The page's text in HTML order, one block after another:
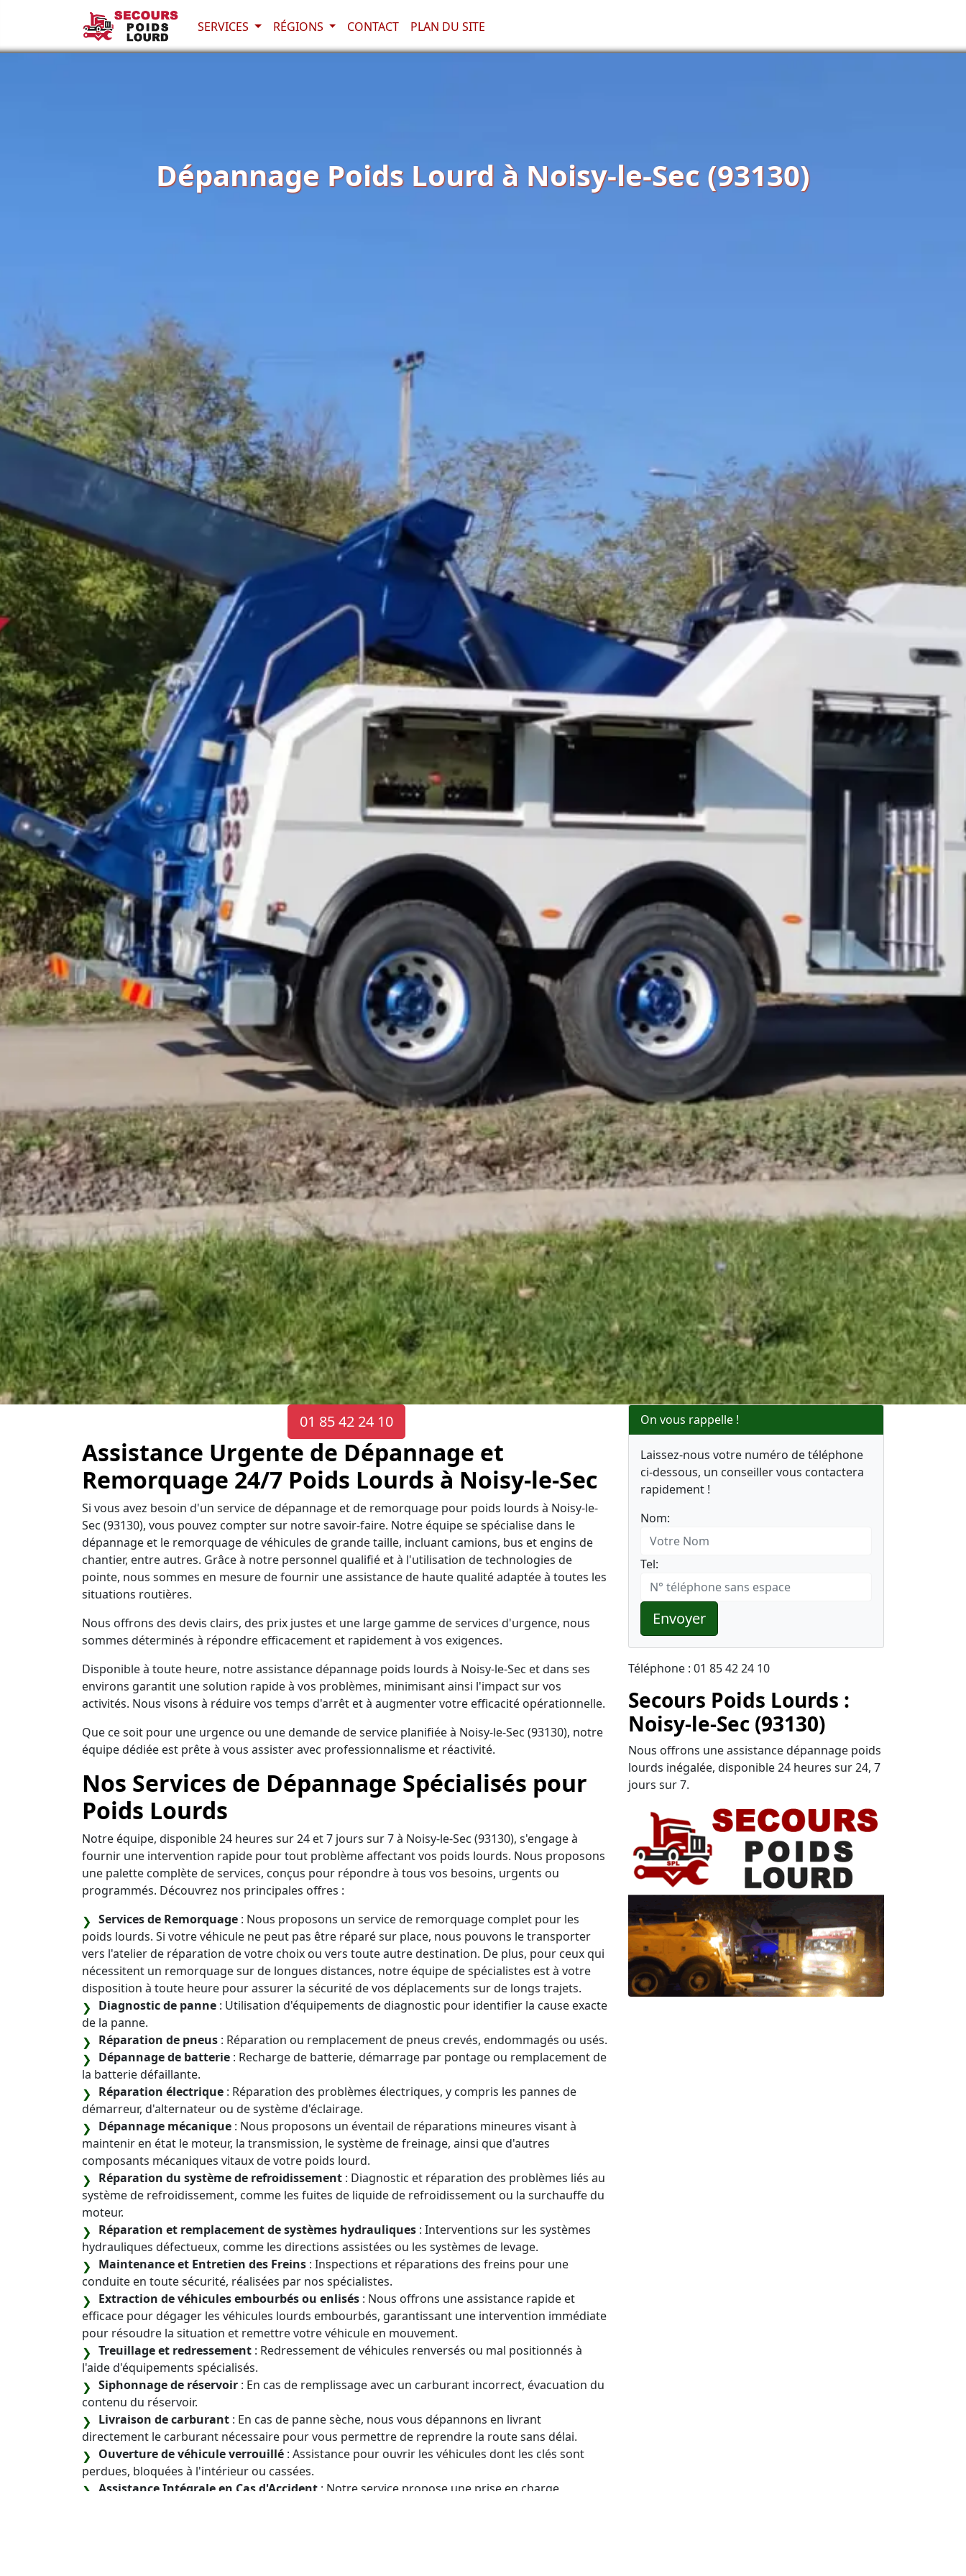
SERVICES RÉGIONS CONTACT PLAN DU SITE
Dépannage Poids Lourd à Noisy-le-Sec (93130)
01 85 42 24 10
Assistance Urgente de Dépannage et
Remorquage 24/7 Poids Lourds à Noisy-le-Sec
Si vous avez besoin d'un service de dépannage et de remorquage pour poids lourds à Noisy-le-
Sec (93130), vous pouvez compter sur notre savoir-faire. Notre équipe se spécialise dans le
dépannage et le remorquage de véhicules de grande taille, incluant camions, bus et engins de
chantier, entre autres. Grâce à notre personnel qualifié et à l'utilisation de technologies de
pointe, nous sommes en mesure de fournir une assistance de haute qualité adaptée à toutes les
situations routières.
Nous offrons des devis clairs, des prix justes et une large gamme de services d'urgence, nous
sommes déterminés à répondre efficacement et rapidement à vos exigences.
Disponible à toute heure, notre assistance dépannage poids lourds à Noisy-le-Sec et dans ses
environs garantit une solution rapide à vos problèmes, minimisant ainsi l'impact sur vos
activités. Nous visons à réduire vos temps d'arrêt et à augmenter votre efficacité opérationnelle.
Que ce soit pour une urgence ou une demande de service planifiée à Noisy-le-Sec (93130), notre
équipe dédiée est prête à vous assister avec professionnalisme et réactivité.
Nos Services de Dépannage Spécialisés pour
Poids Lourds
Notre équipe, disponible 24 heures sur 24 et 7 jours sur 7 à Noisy-le-Sec (93130), s'engage à
fournir une intervention rapide pour tout problème affectant vos poids lourds. Nous proposons
une palette complète de services, conçus pour répondre à tous vos besoins, urgents ou
programmés. Découvrez nos principales offres :
Services de Remorquage : Nous proposons un service de remorquage complet pour les
poids lourds. Si votre véhicule ne peut pas être réparé sur place, nous pouvons le transporter
vers l'atelier de réparation de votre choix ou vers toute autre destination. De plus, pour ceux qui
nécessitent un remorquage sur de longues distances, notre équipe de spécialistes est à votre
disposition à toute heure pour assurer la sécurité de vos déplacements sur de longs trajets.
Diagnostic de panne : Utilisation d'équipements de diagnostic pour identifier la cause exacte
de la panne.
Réparation de pneus : Réparation ou remplacement de pneus crevés, endommagés ou usés.
Dépannage de batterie : Recharge de batterie, démarrage par pontage ou remplacement de
la batterie défaillante.
Réparation électrique : Réparation des problèmes électriques, y compris les pannes de
démarreur, d'alternateur ou de système d'éclairage.
Dépannage mécanique : Nous proposons un éventail de réparations mineures visant à
maintenir en état le moteur, la transmission, le système de freinage, ainsi que d'autres
composants mécaniques vitaux de votre poids lourd.
Réparation du système de refroidissement : Diagnostic et réparation des problèmes liés au
système de refroidissement, comme les fuites de liquide de refroidissement ou la surchauffe du
moteur.
Réparation et remplacement de systèmes hydrauliques : Interventions sur les systèmes
hydrauliques défectueux, comme les directions assistées ou les systèmes de levage.
Maintenance et Entretien des Freins : Inspections et réparations des freins pour une
conduite en toute sécurité, réalisées par nos spécialistes.
Extraction de véhicules embourbés ou enlisés : Nous offrons une assistance rapide et
efficace pour dégager les véhicules lourds embourbés, garantissant une intervention immédiate
pour résoudre la situation et remettre votre véhicule en mouvement.
Treuillage et redressement : Redressement de véhicules renversés ou mal positionnés à
l'aide d'équipements spécialisés.
Siphonnage de réservoir : En cas de remplissage avec un carburant incorrect, évacuation du
contenu du réservoir.
Livraison de carburant : En cas de panne sèche, nous vous dépannons en livrant
directement le carburant nécessaire pour vous permettre de reprendre la route sans délai.
Ouverture de véhicule verrouillé : Assistance pour ouvrir les véhicules dont les clés sont
perdues, bloquées à l'intérieur ou cassées.
Assistance Intégrale en Cas d'Accident : Notre service propose une prise en charge
On vous rappelle !
Laissez-nous votre numéro de téléphone
ci-dessous, un conseiller vous contactera
rapidement !
Nom:
Tel:
Envoyer
Téléphone : 01 85 42 24 10
Secours Poids Lourds :
Noisy-le-Sec (93130)
Nous offrons une assistance dépannage poids
lourds inégalée, disponible 24 heures sur 24, 7
jours sur 7.